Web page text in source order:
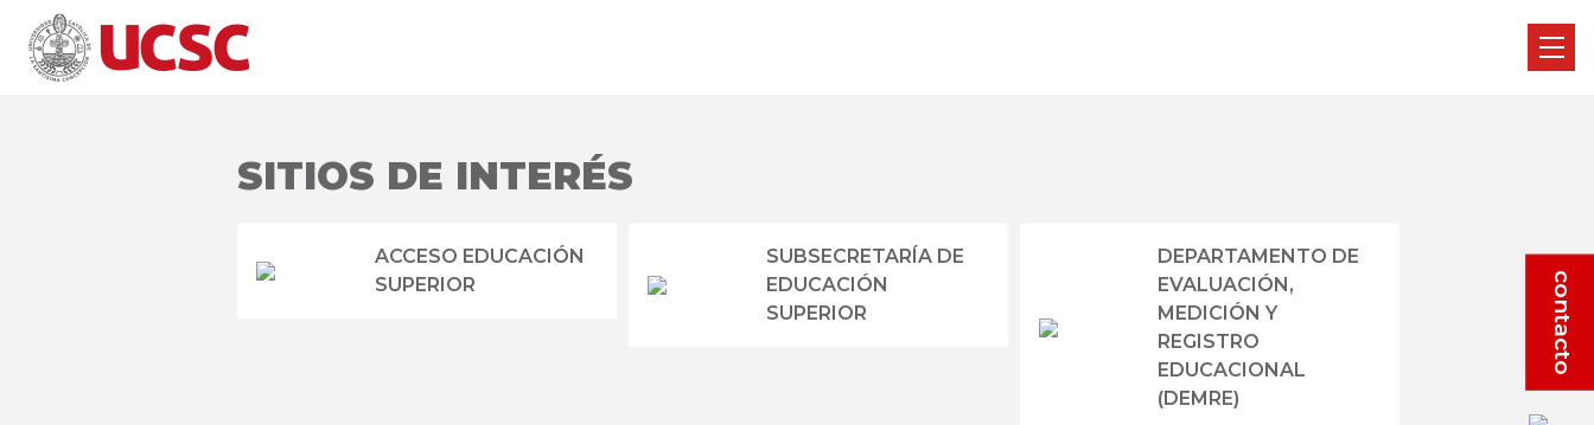
SITIOS DE INTERÉS
ACCESO EDUCACIÓN
SUPERIOR
SUBSECRETARÍA DE
EDUCACIÓN
SUPERIOR
DEPARTAMENTO DE
EVALUACIÓN,
MEDICIÓN Y
REGISTRO
EDUCACIONAL
(DEMRE)
contacto